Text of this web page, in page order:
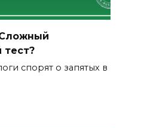
тест?
спорят о запятых в